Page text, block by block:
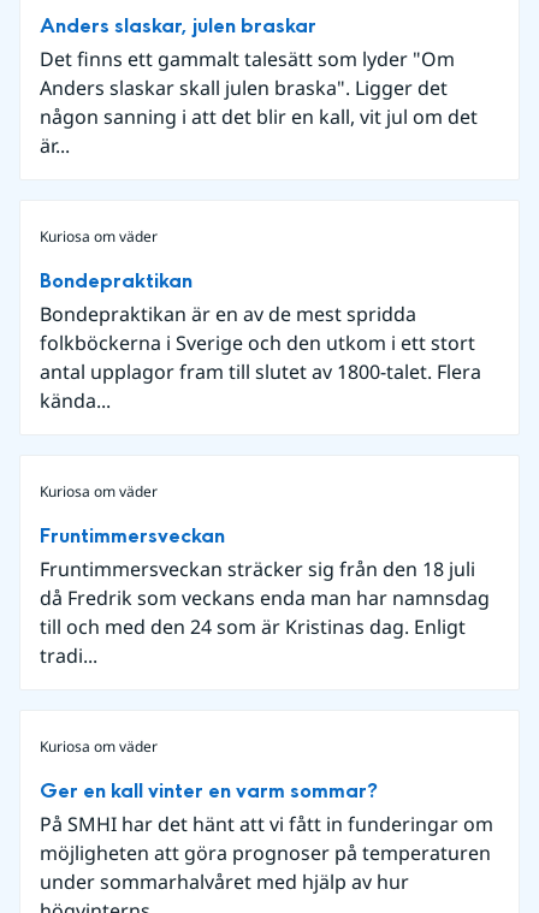
Anders slaskar, julen braskar
Det finns ett gammalt talesätt som lyder "Om
Anders slaskar skall julen braska". Ligger det
någon sanning i att det blir en kall, vit jul om det
är...
Kuriosa om väder
Bondepraktikan
Bondepraktikan är en av de mest spridda
folkböckerna i Sverige och den utkom i ett stort
antal upplagor fram till slutet av 1800-talet. Flera
kända...
Kuriosa om väder
Fruntimmersveckan
Fruntimmersveckan sträcker sig från den 18 juli
då Fredrik som veckans enda man har namnsdag
till och med den 24 som är Kristinas dag. Enligt
tradi...
Kuriosa om väder
Ger en kall vinter en varm sommar?
På SMHI har det hänt att vi fått in funderingar om
möjligheten att göra prognoser på temperaturen
under sommarhalvåret med hjälp av hur